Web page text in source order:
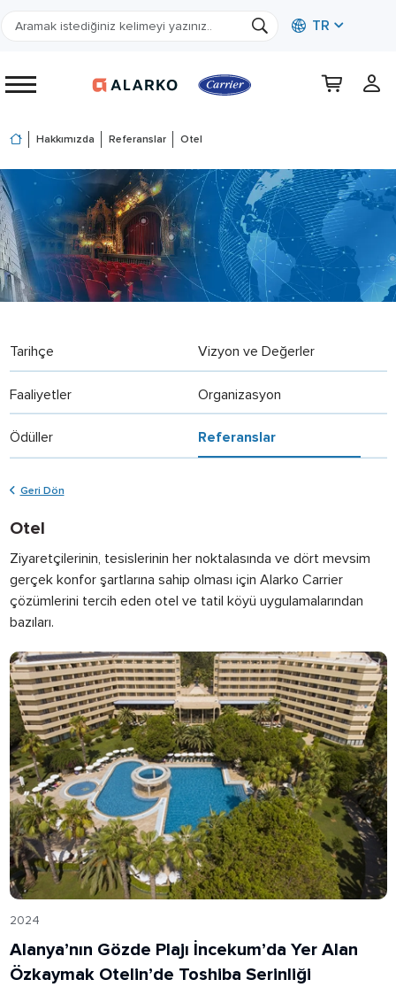
TR
Hakkımızda Referanslar Otel
Tarihçe Vizyon ve Değerler
Faaliyetler Organizasyon
Ödüller Referanslar
Geri Dön
Otel
Ziyaretçilerinin, tesislerinin her noktalasında ve dört mevsim
gerçek konfor şartlarına sahip olması için Alarko Carrier
çözümlerini tercih eden otel ve tatil köyü uygulamalarından
bazıları.
2024
Alanya’nın Gözde Plajı İncekum’da Yer Alan
Özkaymak Otelin’de Toshiba Serinliği